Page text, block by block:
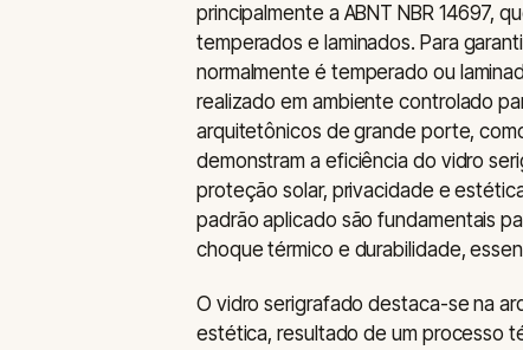
principalmente a ABNT NBR 14697,
temperados e laminados. Para
normalmente é temperado ou
realizado em ambiente controlado
arquitetônicos de grande porte,
demonstram a eficiência do vidro
proteção solar, privacidade e
padrão aplicado são fundamentais
choque térmico e durabilidade,
O vidro serigrafado destaca-se na
estética, resultado de um processo